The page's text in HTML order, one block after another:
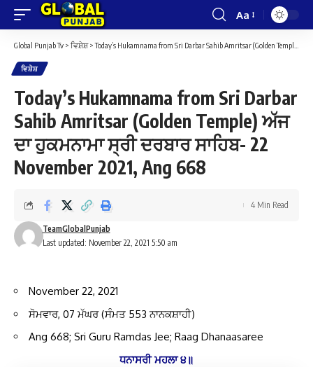
Font
Resizer
Aa
Global Punjab Tv > ਵਿਸ਼ੇਸ਼>Today’s Hukamnama from Sri Darbar Sahib Amritsar (Golden Temple) ਅੱਜ ਦਾ ਹੁਕਮਨਾਮਾ ਸ੍ਰੀ ਦਰਬਾਰ ਸਾਹਿਬ- 22 November 2021, Ang 668
ਵਿਸ਼ੇਸ਼
Today’s Hukamnama from Sri Darbar
Sahib Amritsar (Golden Temple) ਅੱਜ
ਦਾ ਹੁਕਮਨਾਮਾ ਸ੍ਰੀ ਦਰਬਾਰ ਸਾਹਿਬ- 22
November 2021, Ang 668
Last updated: November 22, 2021 5:50 am
TeamGlobalPunjab
4 Min Read
November 22, 2021
ਸੋਮਵਾਰ, 07 ਮੱਘਰ (ਸੰਮਤ 553 ਨਾਨਕਸ਼ਾਹੀ)
Ang 668; Sri Guru Ramdas Jee; Raag Dhanaasaree
ਧਨਾਸਰੀ ਮਹਲਾ ੪॥